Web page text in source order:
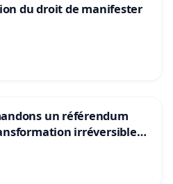
du droit de manifester
un référendum
irréversible